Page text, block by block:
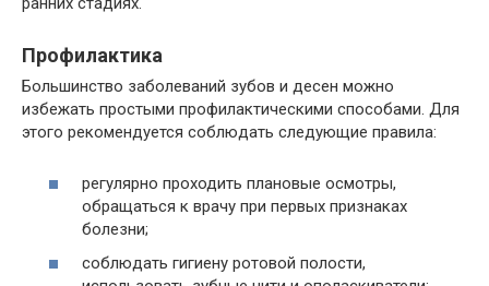
Профилактика
Большинство заболеваний зубов и десен можно
избежать простыми профилактическими способами. Для
этого рекомендуется соблюдать следующие правила:
регулярно проходить плановые осмотры,
обращаться к врачу при первых признаках
болезни;
соблюдать гигиену ротовой полости,